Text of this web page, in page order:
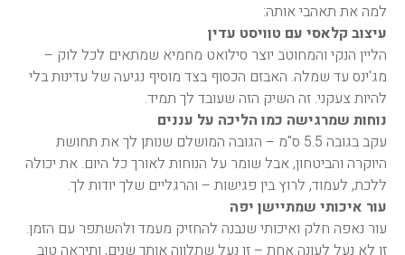
למה את תאהבי אותה:
עיצוב קלאסי עם טוויסט עדין
הליין הנקי והמחוטב יוצר סילואט מחמיא שמתאים לכל לוק –
מג'ינס עד שמלה. האבזם הכסוף בצד מוסיף נגיעה של עדינות בלי
להיות צעקני. זה השיק הזה שעובד לך תמיד.
נוחות שמרגישה כמו הליכה על עננים
עקב בגובה 5.5 ס"מ – הגובה המושלם שנותן לך את תחושת
היוקרה והביטחון, אבל שומר על הנוחות לאורך כל היום. את יכולה
ללכת, לעמוד, לרוץ בין פגישות – והרגליים שלך יודות לך.
עור איכותי שמתיישן יפה
עור נאפה חלק ואיכותי שנבנה להחזיק מעמד ולהשתפר עם הזמן.
זו לא נעל לעונה אחת – זו נעל שתלווה אותך שנים, ותיראה טוב